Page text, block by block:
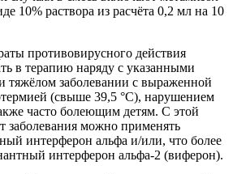
10% раствора из расчёта 0,2 мл на 10
противовирусного действия
в терапию наряду с указанными
тяжёлом заболевании с выраженной
(свыше 39,5 °С), нарушением
часто болеющим детям. С этой
заболевания можно применять
интерферон альфа и/или, что более
интерферон альфа-2 (виферон).